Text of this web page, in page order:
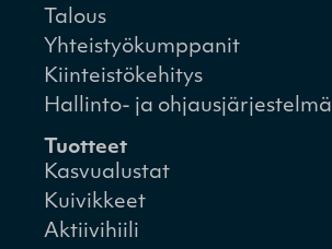
Talous
Yhteistyökumppanit
Kiinteistökehitys
Hallinto- ja ohjausjärjestelmä
Tuotteet
Kasvualustat
Kuivikkeet
Aktiivihiili